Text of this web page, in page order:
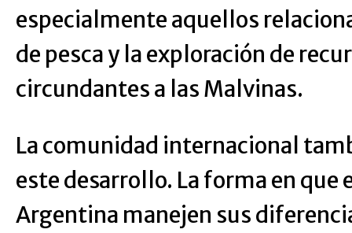
especialmente aquellos
de pesca y la exploración de
circundantes a las Malvinas.
La comunidad internacional
este desarrollo. La forma en que
Argentina manejen sus